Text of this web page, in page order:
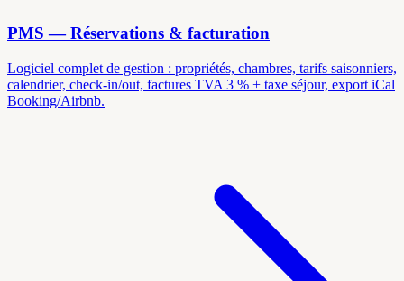
PMS — Réservations & facturation
Logiciel complet de gestion : propriétés, chambres, tarifs saisonniers,
calendrier, check-in/out, factures TVA 3 % + taxe séjour, export iCal
Booking/Airbnb.